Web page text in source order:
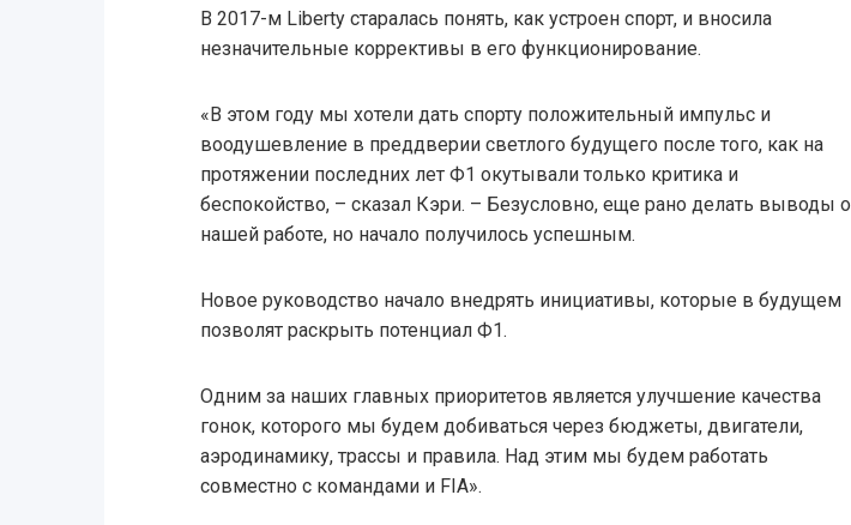
В 2017-м Liberty старалась понять, как устроен спорт, и вносила
незначительные коррективы в его функционирование.
«В этом году мы хотели дать спорту положительный импульс и
воодушевление в преддверии светлого будущего после того, как на
протяжении последних лет Ф1 окутывали только критика и
беспокойство, – сказал Кэри. – Безусловно, еще рано делать выводы о
нашей работе, но начало получилось успешным.
Новое руководство начало внедрять инициативы, которые в будущем
позволят раскрыть потенциал Ф1.
Одним за наших главных приоритетов является улучшение качества
гонок, которого мы будем добиваться через бюджеты, двигатели,
аэродинамику, трассы и правила. Над этим мы будем работать
совместно с командами и FIA».